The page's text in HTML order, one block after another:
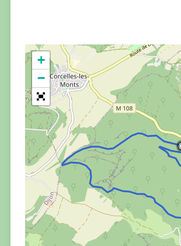
+
−